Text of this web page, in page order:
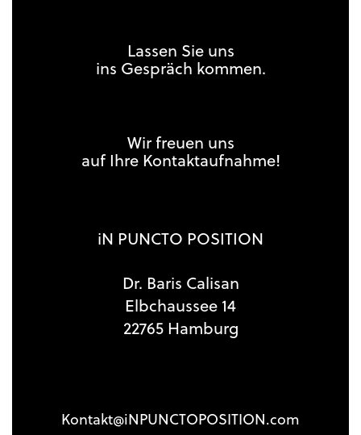
Lassen Sie uns
ins Gespräch kommen.
Wir freuen uns
auf Ihre Kontaktaufnahme!
iN PUNCTO POSITION
Dr. Baris Calisan
Elbchaussee 14
22765 Hamburg
Kontakt@iNPUNCTOPOSITION.com